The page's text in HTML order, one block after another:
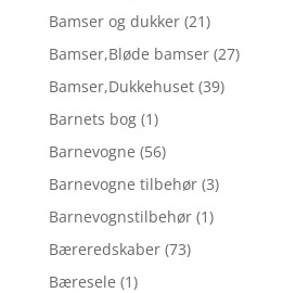
Bamser og dukker (21)
Bamser,Bløde bamser (27)
Bamser,Dukkehuset (39)
Barnets bog (1)
Barnevogne (56)
Barnevogne tilbehør (3)
Barnevognstilbehør (1)
Bæreredskaber (73)
Bæresele (1)